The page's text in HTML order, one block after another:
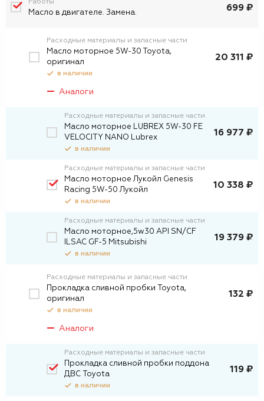
Работы
Масло в двигателе. Замена. 699 ₽
Расходные материалы и запасные части
Масло моторное 5W-30 Toyota,
оригинал
в наличии
20 311 ₽
Аналоги
Расходные материалы и запасные части
Масло моторное LUBREX 5W-30 FE
VELOCITY NANO Lubrex
в наличии
16 977 ₽
Расходные материалы и запасные части
Масло моторное Лукойл Genesis
Racing 5W-50 Лукойл
в наличии
10 338 ₽
Расходные материалы и запасные части
Масло моторное,5w30 API SN/CF
ILSAC GF-5 Mitsubishi
в наличии
19 379 ₽
Расходные материалы и запасные части
Прокладка сливной пробки Toyota,
оригинал
в наличии
132 ₽
Аналоги
Расходные материалы и запасные части
Прокладка сливной пробки поддона
ДВС Toyota
в наличии
119 ₽